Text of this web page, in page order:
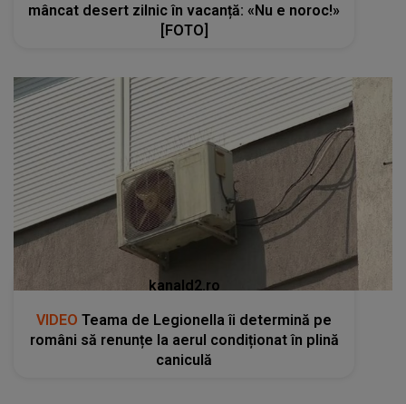
mâncat desert zilnic în vacanță: «Nu e noroc!»
[FOTO]
kanald2.ro
VIDEO Teama de Legionella îi determină pe
români să renunțe la aerul condiționat în plină
caniculă